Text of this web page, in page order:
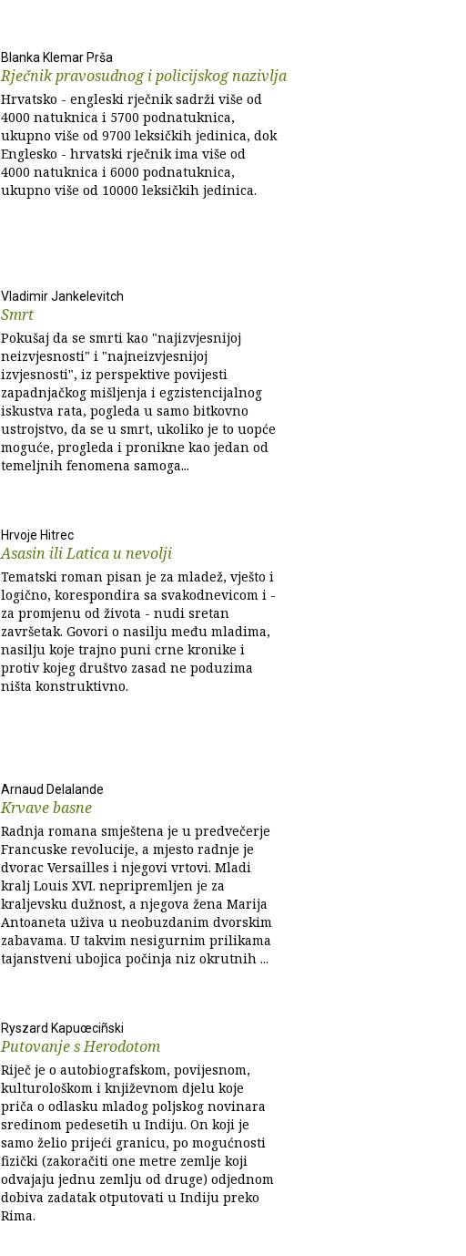
Blanka Klemar Prša
Rječnik pravosudnog i policijskog nazivlja
Hrvatsko - engleski rječnik sadrži više od
4000 natuknica i 5700 podnatuknica,
ukupno više od 9700 leksičkih jedinica, dok
Englesko - hrvatski rječnik ima više od
4000 natuknica i 6000 podnatuknica,
ukupno više od 10000 leksičkih jedinica.
Vladimir Jankelevitch
Smrt
Pokušaj da se smrti kao "najizvjesnijoj
neizvjesnosti" i "najneizvjesnijoj
izvjesnosti", iz perspektive povijesti
zapadnjačkog mišljenja i egzistencijalnog
iskustva rata, pogleda u samo bitkovno
ustrojstvo, da se u smrt, ukoliko je to uopće
moguće, progleda i pronikne kao jedan od
temeljnih fenomena samoga...
Hrvoje Hitrec
Asasin ili Latica u nevolji
Tematski roman pisan je za mladež, vješto i
logično, korespondira sa svakodnevicom i -
za promjenu od života - nudi sretan
završetak. Govori o nasilju među mladima,
nasilju koje trajno puni crne kronike i
protiv kojeg društvo zasad ne poduzima
ništa konstruktivno.
Arnaud Delalande
Krvave basne
Radnja romana smještena je u predvečerje
Francuske revolucije, a mjesto radnje je
dvorac Versailles i njegovi vrtovi. Mladi
kralj Louis XVI. nepripremljen je za
kraljevsku dužnost, a njegova žena Marija
Antoaneta uživa u neobuzdanim dvorskim
zabavama. U takvim nesigurnim prilikama
tajanstveni ubojica počinja niz okrutnih ...
Ryszard Kapuœciñski
Putovanje s Herodotom
Riječ je o autobiografskom, povijesnom,
kulturološkom i književnom djelu koje
priča o odlasku mladog poljskog novinara
sredinom pedesetih u Indiju. On koji je
samo želio prijeći granicu, po mogućnosti
fizički (zakoračiti one metre zemlje koji
odvajaju jednu zemlju od druge) odjednom
dobiva zadatak otputovati u Indiju preko
Rima.